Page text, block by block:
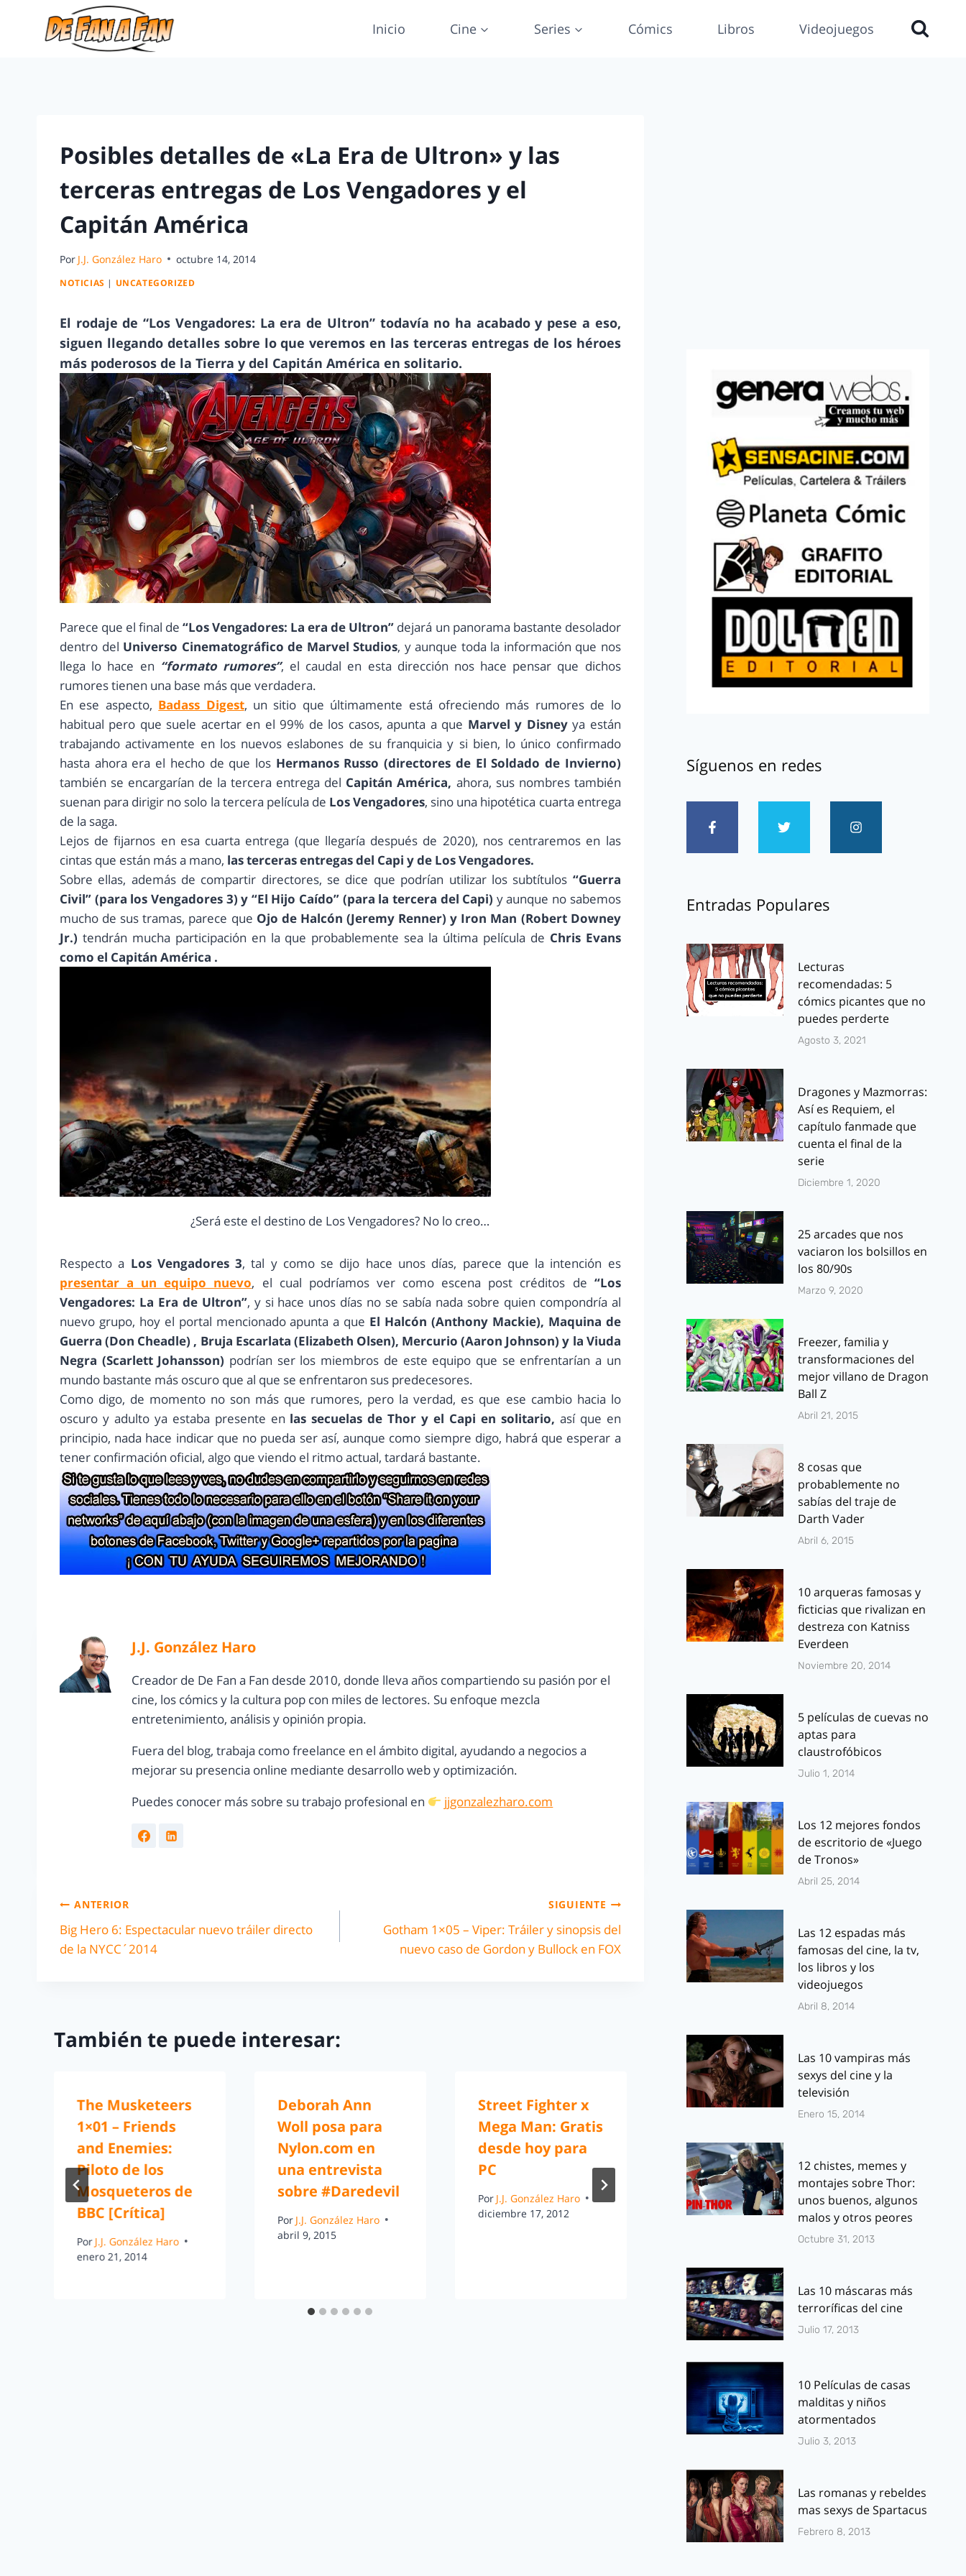
Inicio Cine Series Cómics Libros Videojuegos
Posibles detalles de «La Era de Ultron» y las
terceras entregas de Los Vengadores y el
Capitán América
Por J.J. González Haro octubre 14, 2014
NOTICIAS | UNCATEGORIZED
El rodaje de “Los Vengadores: La era de Ultron” todavía no ha acabado y pese a eso,
siguen llegando detalles sobre lo que veremos en las terceras entregas de los héroes
más poderosos de la Tierra y del Capitán América en solitario.
Parece que el final de“Los Vengadores: La era de Ultron” dejará un panorama bastante desolador
dentro del Universo Cinematográfico de Marvel Studios, y aunque toda la información que nos
llega lo hace en “formato rumores”, el caudal en esta dirección nos hace pensar que dichos
rumores tienen una base más que verdadera.
En ese aspecto, Badass Digest, un sitio que últimamente está ofreciendo más rumores de lo
habitual pero que suele acertar en el 99% de los casos, apunta a que Marvel y Disneyya están
trabajando activamente en los nuevos eslabones de su franquicia y si bien, lo único confirmado
hasta ahora era el hecho de que los Hermanos Russo (directores de El Soldado de Invierno)
también se encargarían de la tercera entrega del Capitán América, ahora, sus nombres también
suenan para dirigir no solo la tercera película de Los Vengadores, sino una hipotética cuarta entrega
de la saga.
Lejos de fijarnos en esa cuarta entrega (que llegaría después de 2020), nos centraremos en las
cintas que están más a mano, las terceras entregas del Capi y de Los Vengadores.
Sobre ellas, además de compartir directores, se dice que podrían utilizar los subtítulos “Guerra
Civil” (para los Vengadores 3) y “El Hijo Caído” (para la tercera del Capi) y aunque no sabemos
mucho de sus tramas, parece que Ojo de Halcón (Jeremy Renner) y Iron Man (Robert Downey
Jr.) tendrán mucha participación en la que probablemente sea la última película de Chris Evans
como el Capitán América .
¿Será este el destino de Los Vengadores? No lo creo…
Respecto a Los Vengadores 3, tal y como se dijo hace unos días, parece que la intención es
presentar a un equipo nuevo, el cual podríamos ver como escena post créditos de “Los
Vengadores: La Era de Ultron”, y si hace unos días no se sabía nada sobre quien compondría al
nuevo grupo, hoy el portal mencionado apunta a que El Halcón (Anthony Mackie), Maquina de
Guerra (Don Cheadle) , Bruja Escarlata (Elizabeth Olsen), Mercurio (Aaron Johnson) y la Viuda
Negra (Scarlett Johansson) podrían ser los miembros de este equipo que se enfrentarían a un
mundo bastante más oscuro que al que se enfrentaron sus predecesores.
Como digo, de momento no son más que rumores, pero la verdad, es que ese cambio hacia lo
oscuro y adulto ya estaba presente en las secuelas de Thor y el Capi en solitario, así que en
principio, nada hace indicar que no pueda ser así, aunque como siempre digo, habrá que esperar a
tener confirmación oficial, algo que viendo el ritmo actual, tardará bastante.
J.J. González Haro
Creador de De Fan a Fan desde 2010, donde lleva años compartiendo su pasión por el
cine, los cómics y la cultura pop con miles de lectores. Su enfoque mezcla
entretenimiento, análisis y opinión propia.
Fuera del blog, trabaja como freelance en el ámbito digital, ayudando a negocios a
mejorar su presencia online mediante desarrollo web y optimización.
Puedes conocer más sobre su trabajo profesional en
jjgonzalezharo.com
ANTERIOR
Big Hero 6: Espectacular nuevo tráiler directo
de la NYCC´2014
SIGUIENTE
Gotham 1×05 – Viper: Tráiler y sinopsis del
nuevo caso de Gordon y Bullock en FOX
También te puede interesar:
The Musketeers
1×01 – Friends
and Enemies:
Piloto de los
Mosqueteros de
BBC [Crítica]
PorJ.J. González Haro
enero 21, 2014
Deborah Ann
Woll posa para
Nylon.com en
una entrevista
sobre #Daredevil
Por J.J. González Haro
abril 9, 2015
Street Fighter x
Mega Man: Gratis
desde hoy para
PC
Por J.J. González Haro
diciembre 17, 2012
Reseña: Dos
Kenny Ruiz
PorJ.J. González Haro
marzo 22, 2012
Era de
PorJ.J. González
Síguenos en redes
Entradas Populares
Lecturas
recomendadas: 5
cómics picantes que no
puedes perderte
Agosto 3, 2021
Dragones y Mazmorras:
Así es Requiem, el
capítulo fanmade que
cuenta el final de la
serie
Diciembre 1, 2020
25 arcades que nos
vaciaron los bolsillos en
los 80/90s
Marzo 9, 2020
Freezer, familia y
transformaciones del
mejor villano de Dragon
Ball Z
Abril 21, 2015
8 cosas que
probablemente no
sabías del traje de
Darth Vader
Abril 6, 2015
10 arqueras famosas y
ficticias que rivalizan en
destreza con Katniss
Everdeen
Noviembre 20, 2014
5 películas de cuevas no
aptas para
claustrofóbicos
Julio 1, 2014
Los 12 mejores fondos
de escritorio de «Juego
de Tronos»
Abril 25, 2014
Las 12 espadas más
famosas del cine, la tv,
los libros y los
videojuegos
Abril 8, 2014
Las 10 vampiras más
sexys del cine y la
televisión
Enero 15, 2014
12 chistes, memes y
montajes sobre Thor:
unos buenos, algunos
malos y otros peores
Octubre 31, 2013
Las 10 máscaras más
terroríficas del cine
Julio 17, 2013
10 Películas de casas
malditas y niños
atormentados
Julio 3, 2013
Las romanas y rebeldes
mas sexys de Spartacus
Febrero 8, 2013